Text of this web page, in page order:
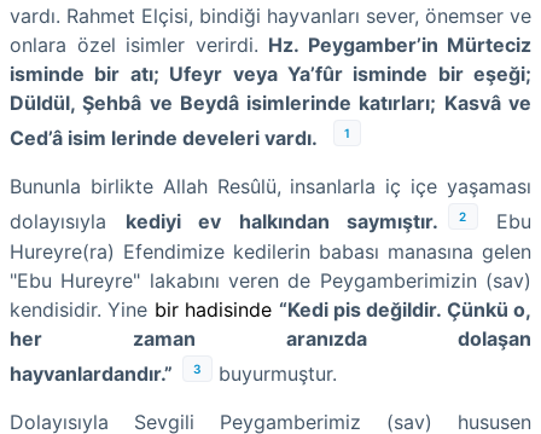
vardı. Rahmet Elçisi, bindiği hayvanları sever, önemser ve
onlara özel isimler verirdi. Hz. Peygamber’in Mürteciz
isminde bir atı; Ufeyr veya Ya’fûr isminde bir eşeği;
Düldül, Şehbâ ve Beydâ isimlerinde katırları; Kasvâ ve
Ced’â isim lerinde develeri vardı.
1
Bununla birlikte Allah Resûlü, insanlarla iç içe yaşaması
dolayısıyla kediyi ev halkından saymıştır. 2
Ebu
Hureyre(ra) Efendimize kedilerin babası manasına gelen
"Ebu Hureyre" lakabını veren de Peygamberimizin (sav)
kendisidir. Yine bir hadisinde “Kedi pis değildir. Çünkü o,
her zaman aranızda dolaşan
hayvanlardandır.”
3
buyurmuştur.
Dolayısıyla Sevgili Peygamberimiz (sav) hususen